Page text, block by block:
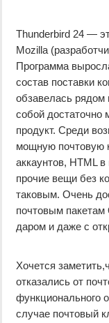
Thunderbird 24 —
Mozilla
Программа
состав поставки
обзавелась рядом
собой
продукт. Среди
мощную почтовую
аккаунтов, HTML
прочие вещи без
таковым. Очень
почтовым пакетам
даром и даже с
Хочется
отказались от
функционального
случае почтовый